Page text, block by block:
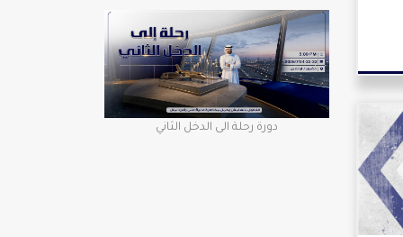
دورة رحلة الى الدخل الثاني